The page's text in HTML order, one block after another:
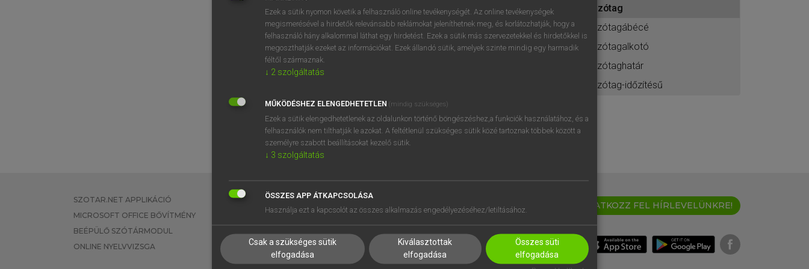
BELÉPÉS
próbaverziójának elindításához
regisztrálok ésbelépek.
REGISZTRÁCIÓ
szótag
szótagábécé
szótagalkotó
szótaghatár
szótag-időzítésű
SZOTAR.NET APPLIKÁCIÓ
MICROSOFT OFFICE BŐVÍTMÉNY
BEÉPÜLŐ SZÓTÁRMODUL
ONLINE NYELVVIZSGA
EGYÉNI FELHASZNÁLÓKNAK
TANULÓKNAK
VÁLLALATI MEGOLDÁSOK
SÚGÓ
RÓLUNK
SÜTI BEÁLLÍTÁSOK
IRATKOZZ FEL HÍRLEVELÜNKRE!
Ezek a sütik nyomon követik a felhasználó online tevékenységét. Az online tevékenységek
megismerésével a hirdetők relevánsabb reklámokat jeleníthetnek meg, és korlátozhatják, hogy a
felhasználó hány alkalommal láthat egy hirdetést. Ezek a sütik más szervezetekkel és hirdetőkkel is
megoszthatják ezeket az információkat. Ezek állandó sütik, amelyek szinte mindig egy harmadik
féltől származnak.
↓ 2 szolgáltatás
MŰKÖDÉSHEZ ELENGEDHETETLEN (mindig szükséges)
Ezek a sütik elengedhetetlenek az oldalunkon történő böngészéshez,a funkciók használatához, és a
felhasználók nem tilthatják le azokat. A feltétlenül szükséges sütik közé tartoznak többek között a
személyre szabott beállításokat kezelő sütik.
↓ 3 szolgáltatás
ÖSSZES APP ÁTKAPCSOLÁSA
Használja ezt a kapcsolót az összes alkalmazás engedélyezéséhez/letiltásához.
Csak a szükséges sütik
elfogadása
Kiválasztottak
elfogadása
Összes süti
elfogadása